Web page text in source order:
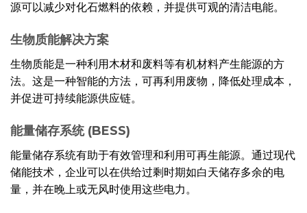
源可以减少对化石燃料的依赖，并提供可观的清洁电能。
生物质能解决方案
生物质能是一种利用木材和废料等有机材料产生能源的方
法。这是一种智能的方法，可再利用废物，降低处理成本，
并促进可持续能源供应链。
能量储存系统 (BESS)
能量储存系统有助于有效管理和利用可再生能源。通过现代
储能技术，企业可以在供给过剩时期如白天储存多余的电
量，并在晚上或无风时使用这些电力。